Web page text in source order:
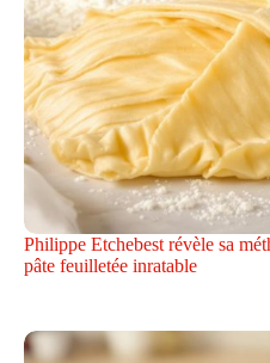
Philippe Etchebest révèle sa
pâte feuilletée inratable